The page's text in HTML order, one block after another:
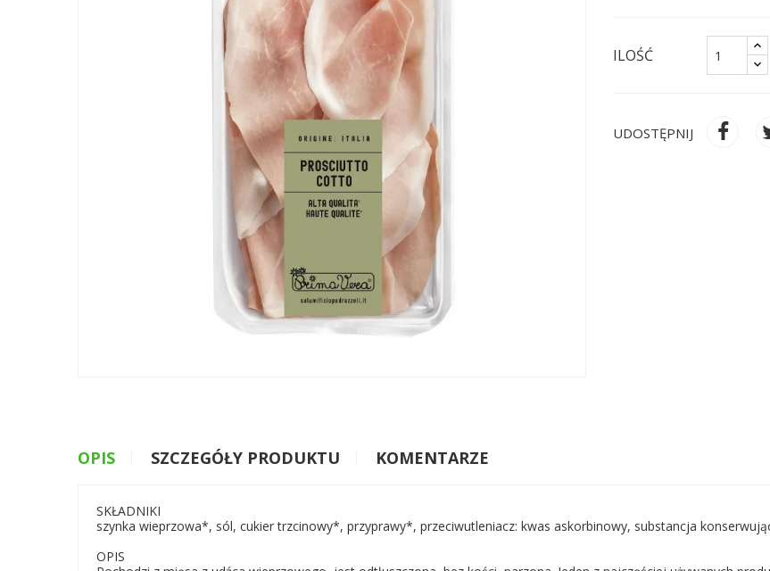
ILOŚĆ
UDOSTĘPNIJ
OPIS SZCZEGÓŁY PRODUKTU KOMENTARZE
SKŁADNIKI
szynka wieprzowa*, sól, cukier trzcinowy*, przyprawy*, przeciwutleniacz: kwas askorbinowy, substancja
OPIS